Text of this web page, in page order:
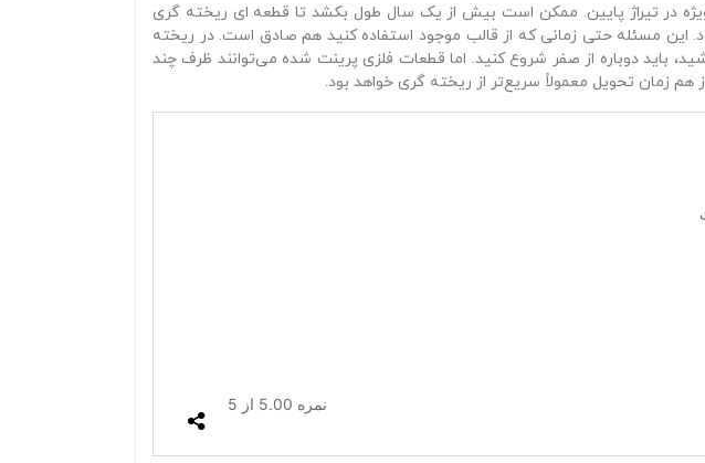
در تیراژ پایین. ممکن است بیش از یک سال طول بکشد تا قطعه‌ ای ریخته‌ گری
مسئله حتی زمانی که از قالب موجود استفاده کنید هم صادق است. در ریخته‌
باید دوباره از صفر شروع کنید. اما قطعات فلزی پرینت‌ شده می‌توانند ظرف چند
هم زمان تحویل معمولاً سریع‌تر از ریخته‌ گری خواهد بود.